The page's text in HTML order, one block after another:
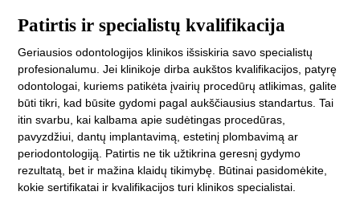
Patirtis ir specialistų kvalifikacija
Geriausios odontologijos klinikos išsiskiria savo specialistų
profesionalumu. Jei klinikoje dirba aukštos kvalifikacijos, patyrę
odontologai, kuriems patikėta įvairių procedūrų atlikimas, galite
būti tikri, kad būsite gydomi pagal aukščiausius standartus. Tai
itin svarbu, kai kalbama apie sudėtingas procedūras,
pavyzdžiui, dantų implantavimą, estetinį plombavimą ar
periodontologiją. Patirtis ne tik užtikrina geresnį gydymo
rezultatą, bet ir mažina klaidų tikimybę. Būtinai pasidomėkite,
kokie sertifikatai ir kvalifikacijos turi klinikos specialistai.